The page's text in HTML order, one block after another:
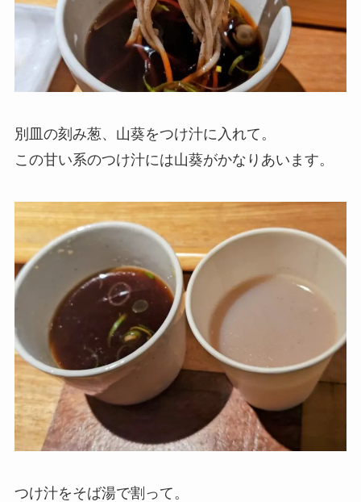
別皿の刻み葱、山葵をつけ汁に入れて。
この甘い系のつけ汁には山葵がかなりあいます。
つけ汁をそば湯で割って。